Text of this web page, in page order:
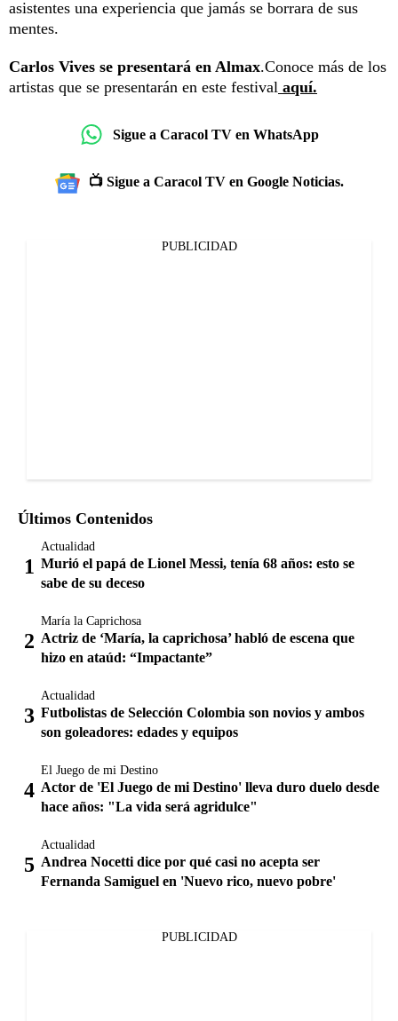
asistentes una experiencia que jamás se borrara de sus
mentes.
Carlos Vives se presentará en Almax.Conoce más de los
artistas que se presentarán en este festival aquí.
Sigue a Caracol TV en WhatsApp
📺 Sigue a Caracol TV en Google Noticias.
PUBLICIDAD
Últimos Contenidos
Actualidad
Murió el papá de Lionel Messi, tenía 68 años: esto se
sabe de su deceso
María la Caprichosa
Actriz de ‘María, la caprichosa’ habló de escena que
hizo en ataúd: “Impactante”
Actualidad
Futbolistas de Selección Colombia son novios y ambos
son goleadores: edades y equipos
El Juego de mi Destino
Actor de 'El Juego de mi Destino' lleva duro duelo desde
hace años: "La vida será agridulce"
Actualidad
Andrea Nocetti dice por qué casi no acepta ser
Fernanda Samiguel en 'Nuevo rico, nuevo pobre'
PUBLICIDAD